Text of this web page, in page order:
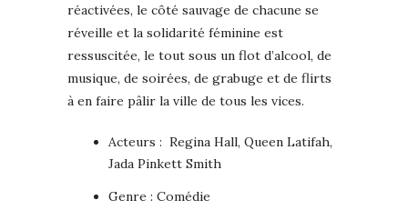
réactivées, le côté sauvage de chacune se
réveille et la solidarité féminine est
ressuscitée, le tout sous un flot d’alcool, de
musique, de soirées, de grabuge et de flirts
à en faire pâlir la ville de tous les vices.
Acteurs : Regina Hall, Queen Latifah,
Jada Pinkett Smith
Genre : Comédie